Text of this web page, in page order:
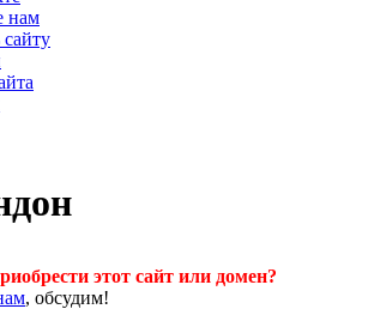
нам
этот сайт или домен?
, обсудим!